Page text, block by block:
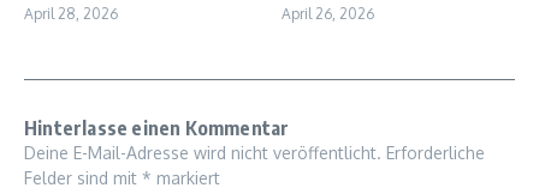
April 28, 2026 April 26, 2026
Hinterlasse einen Kommentar
Deine E-Mail-Adresse wird nicht veröffentlicht. Erforderliche
Felder sind mit * markiert